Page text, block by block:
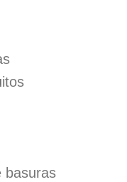
basuras